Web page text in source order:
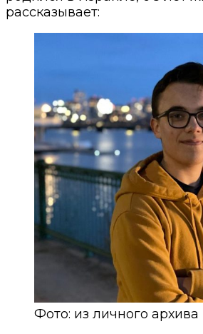
рассказывает:
Фото: из личного архива